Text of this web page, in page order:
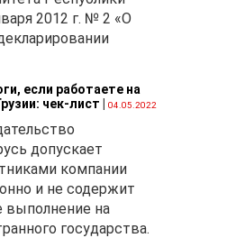
2012 г. № 2 «О
если работаете на
чек-лист
04.05.2022
допускает
компании
и не содержит
выполнение на
государства.